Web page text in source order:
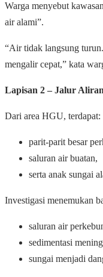
Warga menyebut
air alami”.
“Air tidak langsung
mengalir cepat,” kata
Lapisan 2 – Jalur
Dari area HGU, terdapat:
parit-parit besar
saluran air buatan,
serta anak sungai
Investigasi menemukan
saluran air
sedimentasi
sungai menjadi